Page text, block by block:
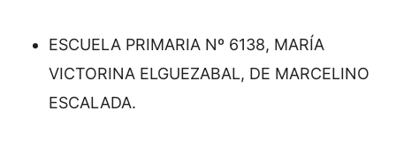
ESCUELA PRIMARIA Nº 6138, MARÍA
VICTORINA ELGUEZABAL, DE MARCELINO
ESCALADA.